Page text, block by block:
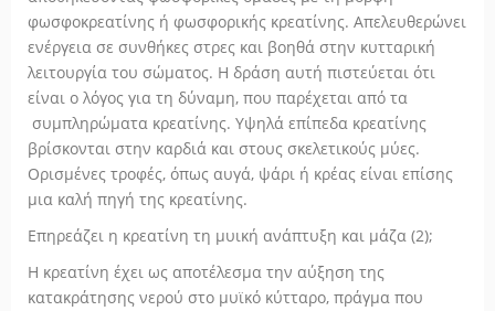
φωσφοκρεατίνης ή φωσφορικής κρεατίνης. Απελευθερώνει
ενέργεια σε συνθήκες στρες και βοηθά στην κυτταρική
λειτουργία του σώματος. Η δράση αυτή πιστεύεται ότι
είναι ο λόγος για τη δύναμη, που παρέχεται από τα
συμπληρώματα κρεατίνης. Υψηλά επίπεδα κρεατίνης
βρίσκονται στην καρδιά και στους σκελετικούς μύες.
Ορισμένες τροφές, όπως αυγά, ψάρι ή κρέας είναι επίσης
μια καλή πηγή της κρεατίνης.
Επηρεάζει η κρεατίνη τη μυική ανάπτυξη και μάζα (2);
Η κρεατίνη έχει ως αποτέλεσμα την αύξηση της
κατακράτησης νερού στο μυϊκό κύτταρο, πράγμα που